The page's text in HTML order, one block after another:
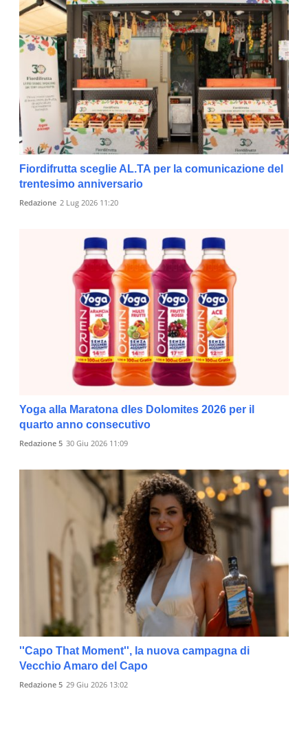
Fiordifrutta sceglie AL.TA per la comunicazione del
trentesimo anniversario
Redazione 2 Lug 2026 11:20
Yoga alla Maratona dles Dolomites 2026 per il
quarto anno consecutivo
Redazione 5 30 Giu 2026 11:09
''Capo That Moment'', la nuova campagna di
Vecchio Amaro del Capo
Redazione 5 29 Giu 2026 13:02